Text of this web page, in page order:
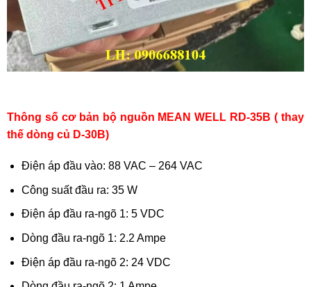
Thông số cơ bản bộ nguồn MEAN WELL RD-35B ( thay
thế dòng củ D-30B)
Điện áp đầu vào: 88 VAC – 264 VAC
Công suất đầu ra: 35 W
Điện áp đầu ra-ngõ 1: 5 VDC
Dòng đầu ra-ngõ 1: 2.2 Ampe
Điện áp đầu ra-ngõ 2: 24 VDC